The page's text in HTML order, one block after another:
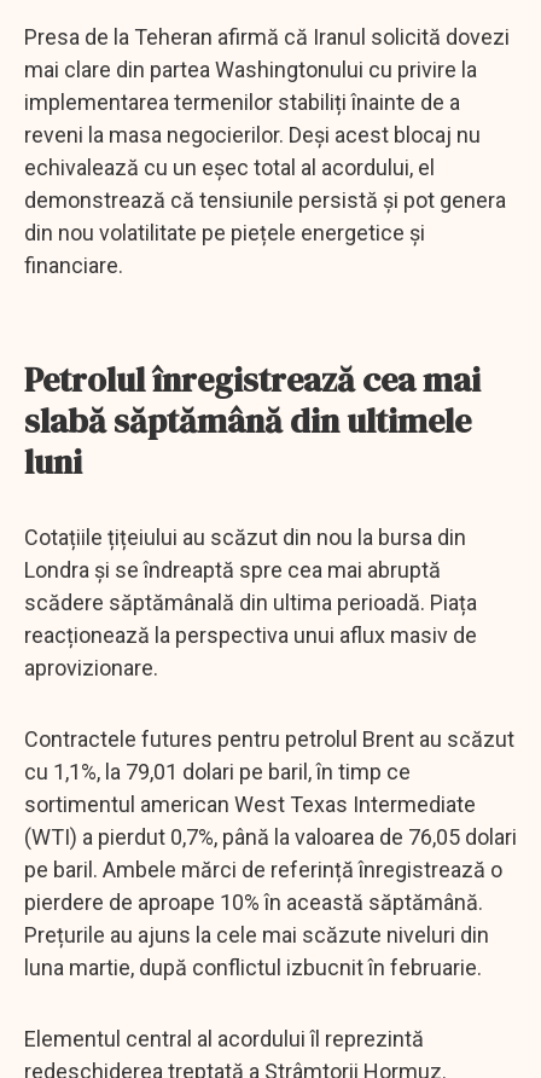
Presa de la Teheran afirmă că Iranul solicită dovezi
mai clare din partea Washingtonului cu privire la
implementarea termenilor stabiliți înainte de a
reveni la masa negocierilor. Deși acest blocaj nu
echivalează cu un eșec total al acordului, el
demonstrează că tensiunile persistă și pot genera
din nou volatilitate pe piețele energetice și
financiare.
Petrolul înregistrează cea mai
slabă săptămână din ultimele
luni
Cotațiile țițeiului au scăzut din nou la bursa din
Londra și se îndreaptă spre cea mai abruptă
scădere săptămânală din ultima perioadă. Piața
reacționează la perspectiva unui aflux masiv de
aprovizionare.
Contractele futures pentru petrolul Brent au scăzut
cu 1,1%, la 79,01 dolari pe baril, în timp ce
sortimentul american West Texas Intermediate
(WTI) a pierdut 0,7%, până la valoarea de 76,05 dolari
pe baril. Ambele mărci de referință înregistrează o
pierdere de aproape 10% în această săptămână.
Prețurile au ajuns la cele mai scăzute niveluri din
luna martie, după conflictul izbucnit în februarie.
Elementul central al acordului îl reprezintă
redeschiderea treptată a Strâmtorii Hormuz.